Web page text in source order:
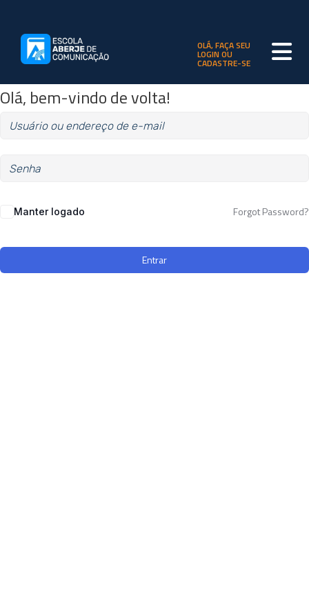
OLÁ, FAÇA SEU
LOGIN OU
CADASTRE-SE
Olá, bem-vindo de volta!
Manter logado Forgot Password?
Entrar